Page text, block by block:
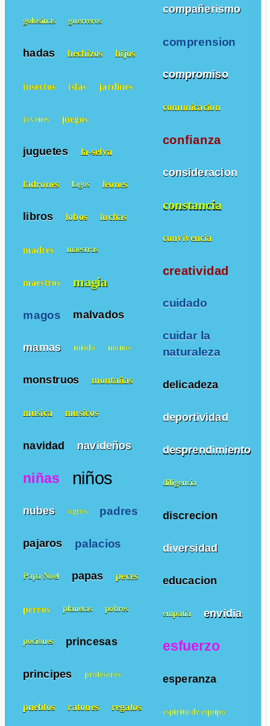
compañerismo
comprension
compromiso
comunicacion
confianza
consideracion
constancia
convivencia
creatividad
cuidado
cuidar la
naturaleza
delicadeza
deportividad
desprendimiento
diligencia
discrecion
diversidad
educacion
empatía envidia
esfuerzo
esperanza
espiritu de equipo
golosinas guerreros
hadas hechizos hijos
insectos islas jardines
jovenes juegos
juguetes la-selva
ladrones lagos leones
libros lobos luchas
madres maestras
maestros magia
magos malvados
mamas miedo monos
monstruos montañas
musica musicos
navidad navideños
niñas niños
nubes ogros padres
pajaros palacios
Papa Noel papas peces
perros planetas pobres
pociones princesas
principes profesores
pueblos ratones regalos